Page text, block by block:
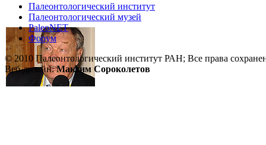
Палеонтологический институт
Палеонтологический музей
PaleoNET
Форум
© 2010 Палеонтологический институт РАН; Все права
Веб-дизайн:Максим Сороколетов